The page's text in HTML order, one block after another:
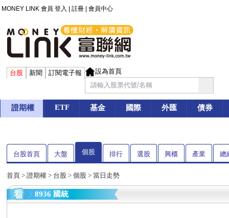
MONEY LINK 會員 登入 註冊 會員中心
台股 新聞 訂閱電子報 設為首頁
證期權 ETF 基金 國際 外匯 債券
台股首頁 大盤 個股 排行 選股 興櫃 產業 總
首頁 > 證期權 > 台股 > 個股 > 當日走勢
8936 國統